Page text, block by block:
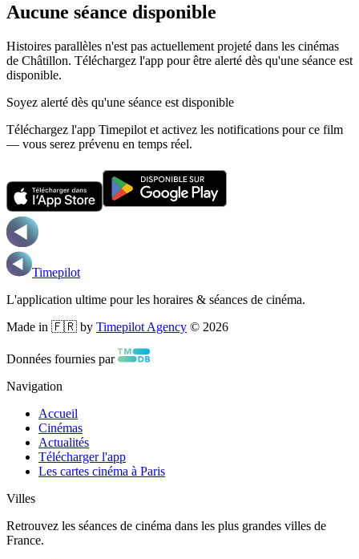
Aucune séance disponible
Histoires parallèles n'est pas actuellement projeté dans les cinémas
de Châtillon. Téléchargez l'app pour être alerté dès qu'une séance est
disponible.
Soyez alerté dès qu'une séance est disponible
Téléchargez l'app Timepilot et activez les notifications pour ce film
— vous serez prévenu en temps réel.
Timepilot
L'application ultime pour les horaires & séances de cinéma.
Made in 🇫🇷 by Timepilot Agency © 2026
Données fournies par
Navigation
Accueil
Cinémas
Actualités
Télécharger l'app
Les cartes cinéma à Paris
Villes
Retrouvez les séances de cinéma dans les plus grandes villes de
France.